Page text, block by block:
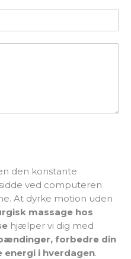
den konstante
ved computeren
At dyrke motion uden
massage hos
hjælper vi dig med
forbedre din
i hverdagen.